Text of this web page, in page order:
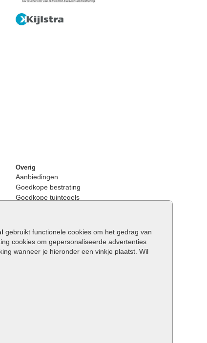
gebruikt functionele cookies om het gedrag van
cookies om gepersonaliseerde advertenties
wanneer je hieronder een vinkje plaatst. Wil
Overig
Aanbiedingen
Goedkope bestrating
Goedkope tuintegels
Opsluitbanden plaatsen
Keerwanden
Traptreden tuin